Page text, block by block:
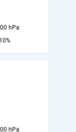
hPa
10%
hPa